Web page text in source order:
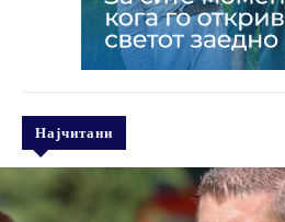
Најчитани